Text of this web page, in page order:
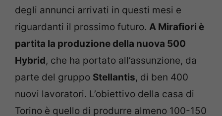
degli annunci arrivati in questi mesi e
riguardanti il prossimo futuro. A Mirafiori è
partita la produzione della nuova 500
Hybrid, che ha portato all’assunzione, da
parte del gruppo Stellantis, di ben 400
nuovi lavoratori. L’obiettivo della casa di
Torino è quello di produrre almeno 100-150